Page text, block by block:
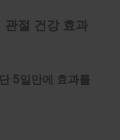
관절 건강 효과
5일만에 효과를